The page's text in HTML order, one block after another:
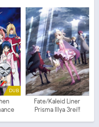
DUB
Fate/Kaleid Liner
Prisma Illya 3rei!!